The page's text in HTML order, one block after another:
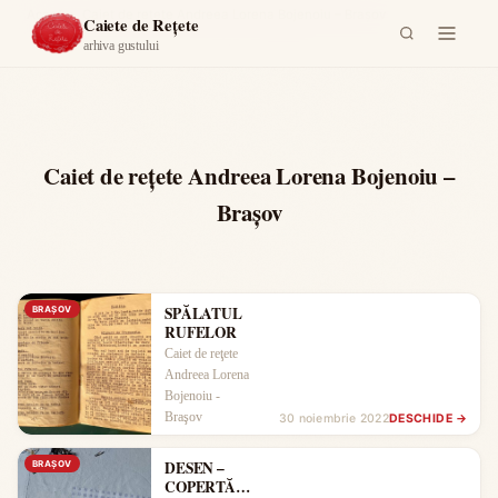
Caiete de Rețete
arhiva gustului
Acasă ›
Caiet de reţete Andreea Lorena Bojenoiu –
Braşov
BRAŞOV
SPĂLATUL
RUFELOR
Caiet de reţete
Andreea Lorena
Bojenoiu -
Braşov
30 noiembrie 2022DESCHIDE →
BRAŞOV
DESEN –
COPERTĂ